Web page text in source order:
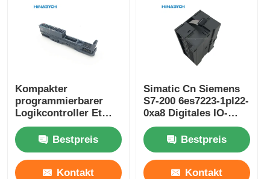
Kompakter
programmierbarer
Logikcontroller Et
200sp Siemens
6es7193-6bp20-0ba0
Bestpreis
Kontakt
Simatic Cn Siemens
S7-200 6es7223-1pl22-
0xa8 Digitales IO-
Modul Em 223 für S7-
22X CPU 16 Di 24V
Gleichspannung
Bestpreis
Kontakt